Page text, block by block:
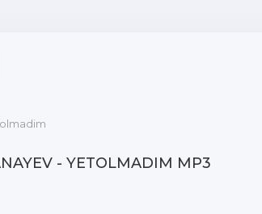
- YETOLMADIM MP3